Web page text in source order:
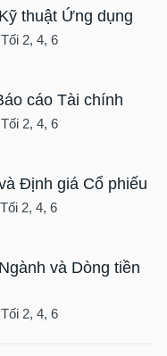
thuật Ứng dụng
2, 4, 6
cáo Tài chính
2, 4, 6
Định giá Cổ phiếu
2, 4, 6
và Dòng tiền
2, 4, 6